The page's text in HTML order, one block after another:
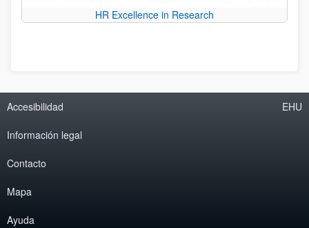
HR Excellence in Research
Accesibilidad
Información legal
Contacto
Mapa
Ayuda
EHU